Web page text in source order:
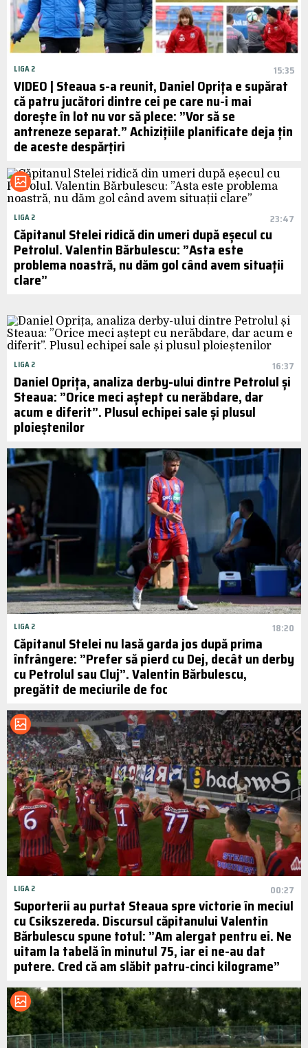
LIGA 2 15:35
VIDEO | Steaua s-a reunit, Daniel Oprița e supărat
că patru jucători dintre cei pe care nu-i mai
dorește în lot nu vor să plece: ”Vor să se
antreneze separat.” Achizițiile planificate deja țin
de aceste despărțiri
LIGA 2 23:47
Căpitanul Stelei ridică din umeri după eșecul cu
Petrolul. Valentin Bărbulescu: ”Asta este
problema noastră, nu dăm gol când avem situații
clare”
LIGA 2 16:37
Daniel Oprița, analiza derby-ului dintre Petrolul și
Steaua: ”Orice meci aștept cu nerăbdare, dar
acum e diferit”. Plusul echipei sale și plusul
ploieștenilor
LIGA 2 18:20
Căpitanul Stelei nu lasă garda jos după prima
înfrângere: ”Prefer să pierd cu Dej, decât un derby
cu Petrolul sau Cluj”. Valentin Bărbulescu,
pregătit de meciurile de foc
LIGA 2 00:27
Suporterii au purtat Steaua spre victorie în meciul
cu Csikszereda. Discursul căpitanului Valentin
Bărbulescu spune totul: ”Am alergat pentru ei. Ne
uitam la tabelă în minutul 75, iar ei ne-au dat
putere. Cred că am slăbit patru-cinci kilograme”